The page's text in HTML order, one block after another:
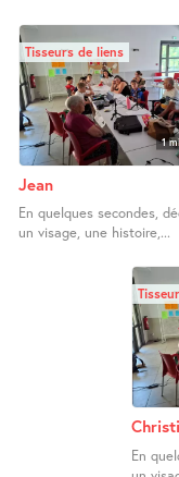
1
Tisseurs de liens
Jean
En quelques secondes,
un visage, une histoire,...
En